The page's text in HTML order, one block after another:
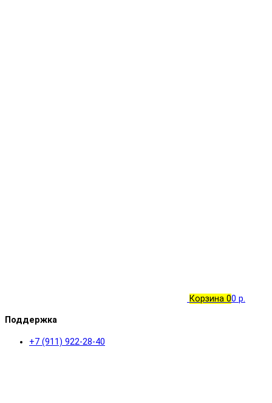
Корзина 00 р.
Поддержка
+7 (911) 922-28-40